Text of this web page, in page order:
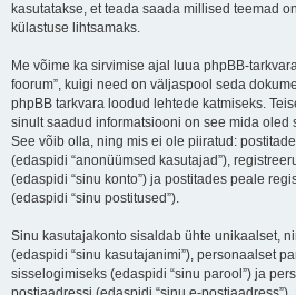
kasutatakse, et teada saada millised teemad
külastuse lihtsamaks.
Me võime ka sirvimise ajal luua phpBB-
foorum”, kuigi need on väljaspool seda
phpBB tarkvara loodud lehtede katmiseks.
sinult saadud informatsiooni on see mida oled
See võib olla, ning mis ei ole piiratud:
(edaspidi “anonüümsed kasutajad”),
(edaspidi “sinu konto”) ja postitades peale
(edaspidi “sinu postitused”).
Sinu kasutajakonto sisaldab ühte unikaalset,
(edaspidi “sinu kasutajanimi”), personaalset
sisselogimiseks (edaspidi “sinu parool”) ja